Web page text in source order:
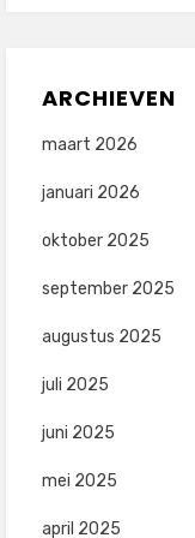
ARCHIEVEN
maart 2026
januari 2026
oktober 2025
september 2025
augustus 2025
juli 2025
juni 2025
mei 2025
april 2025